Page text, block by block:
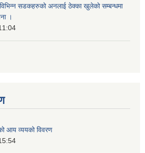
विभिन्न सडकहरुको अनलाई ठेक्का खुलेको सम्बन्धमा
।
आय व्ययको विवरण